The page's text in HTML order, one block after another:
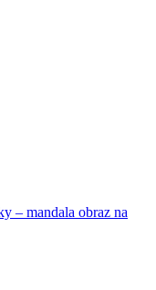
– mandala obraz na